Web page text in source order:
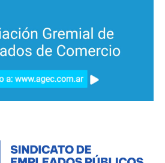
la provincia de Córdoba está
Iberoamérica en cuestiones
conoce como ‘turismo de
la dinámica articulación
la ampliación del sector,